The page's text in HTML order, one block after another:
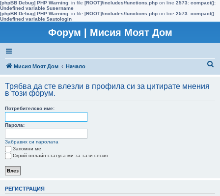
[phpBB Debug] PHP Warning: in file [ROOT]/includes/functions.php on line 2573: compact():
Undefined variable $username
[phpBB Debug] PHP Warning: in file [ROOT]/includes/functions.php on line 2573: compact():
Undefined variable $autologin
Форум | Мисия Моят Дом
Мисия Моят Дом Начало
с
Трябва да сте влезли в профила си за цитирате мнения
в този форум.
Потребителско име:
Парола:
Забравих си паролата
Запомни ме
Скрий онлайн статуса ми за тази сесия
РЕГИСТРАЦИЯ